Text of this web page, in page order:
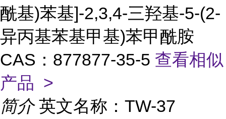
酰基)苯基]-2,3,4-三羟基-5-(2-
异丙基苯基甲基)苯甲酰胺
CAS：877877-35-5 查看相似
产品 >
简介 英文名称：TW-37